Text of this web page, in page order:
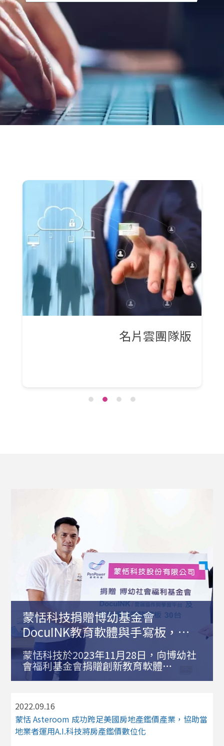
名片雲團隊版
蒙恬科技捐贈博幼基金會
DocuINK教育軟體與手寫板，用
科技翻轉偏鄉教育
蒙恬科技於2023年11月28日，向博幼社
會福利基金會捐贈創新教育軟體
DocuINK，和遠距通可視隨寫板，旨在
力。在博幼竹東中心舉行的捐贈儀式，
博幼基金會副執行長張桓根表示：「在
教育現場，遇過學生不知滑鼠怎麼接，
2022.09.16
蒙恬 Asteroom 成功跨足美國房地產鑑價產業，協助當
地業者運用A.I.科技將房產鑑價數位化